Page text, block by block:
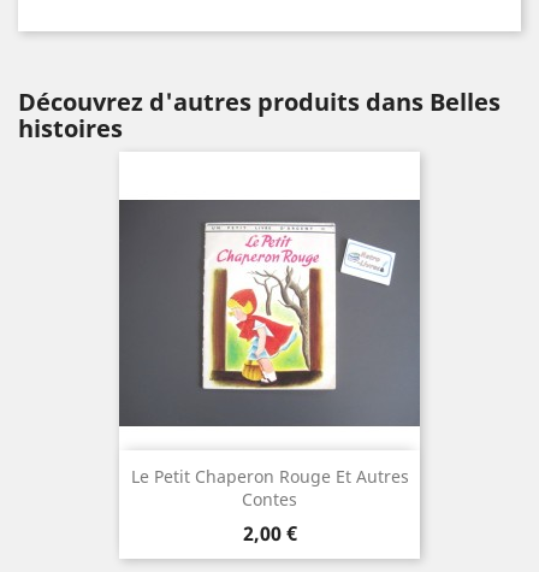
Découvrez d'autres produits dans Belles
histoires
Le Petit Chaperon Rouge Et Autres
Contes
Prix
2,00 €